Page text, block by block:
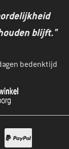
blijft."
bedenktijd